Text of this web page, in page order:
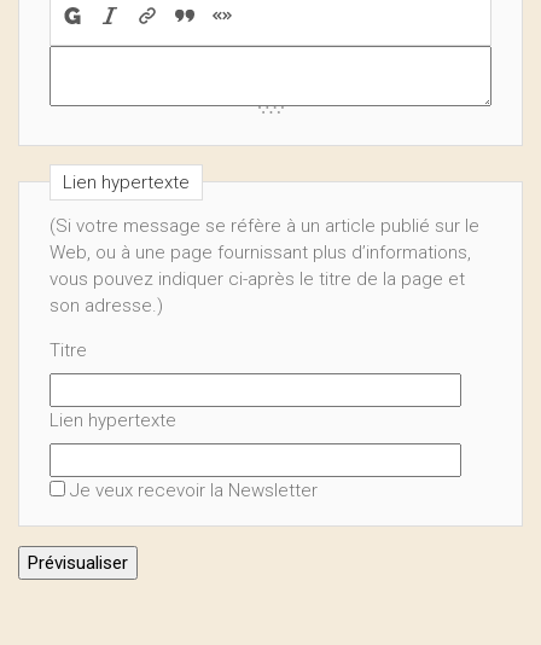
Lien hypertexte
(Si votre message se réfère à un article publié sur le
Web, ou à une page fournissant plus d’informations,
vous pouvez indiquer ci-après le titre de la page et
son adresse.)
Titre
Lien hypertexte
Je veux recevoir la Newsletter